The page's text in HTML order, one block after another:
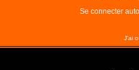
Se connecter
J'ai